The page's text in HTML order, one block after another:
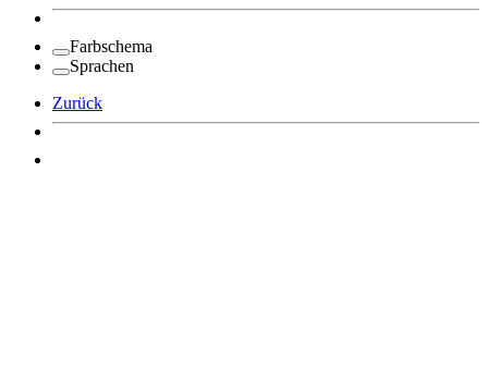
Farbschema
Sprachen
Zurück